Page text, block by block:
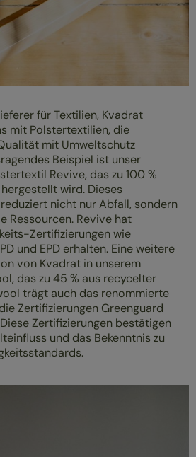
für Textilien, Kvadrat
mit Polstertextilien, die
mit Umweltschutz
Beispiel ist unser
Revive, das zu 100 %
wird. Dieses
nicht nur Abfall, sondern
Ressourcen. Revive hat
Zertifizierungen wie
und EPD erhalten. Eine weitere
von Kvadrat in unserem
das zu 45 % aus recycelter
trägt auch das renommierte
Zertifizierungen Greenguard
Diese Zertifizierungen bestätigen
und das Bekenntnis zu